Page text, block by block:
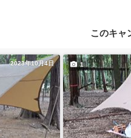
このキャ
2023年10月4日 1